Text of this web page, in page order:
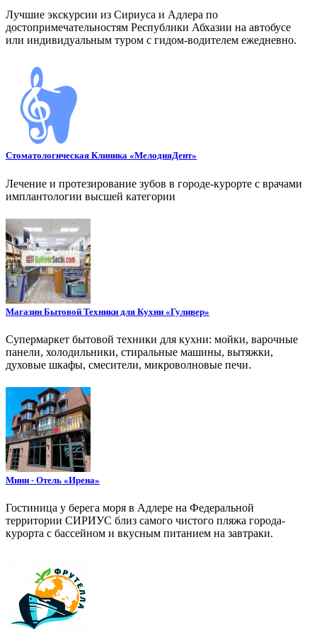
Лучшие экскурсии из Сириуса и Адлера по
достопримечательностям Республики Абхазии на автобусе
или индивидуальным туром с гидом-водителем ежедневно.
Стоматологическая Клиника «МелодияДент»
Лечение и протезирование зубов в городе-курорте с врачами
имплантологии высшей категории
Магазин Бытовой Техники для Кухни «Гуливер»
Супермаркет бытовой техники для кухни: мойки, варочные
панели, холодильники, стиральные машины, вытяжки,
духовые шкафы, смесители, микроволновые печи.
Мини - Отель «Ирена»
Гостиница у берега моря в Адлере на Федеральной
территории СИРИУС близ самого чистого пляжа города-
курорта с бассейном и вкусным питанием на завтраки.